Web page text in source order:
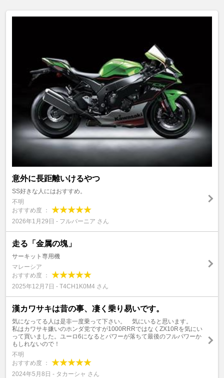
意外に長距離いけるやつ
SS好きな人にはおすすめ。
不明
おすすめ度 ：
2026年1月29日 - フルバーニア さん
走る「金属の塊」
サーキット専用機
マレーシア
おすすめ度 ：
2025年12月7日 - T4CH1K0M4 さん
漢カワサキは昔の事、凄く乗り易いです。
気になってる人は是非一度乗って下さい。 気にいると思います。
私はカワサキ嫌いのホンダ党ですが1000RRRではなくZX10Rを気にい
って買いました。ユーロ6になるとパワーが落ちて最後のフルパワーか
もしれないので！
不明
おすすめ度 ：
2024年5月8日 - タカーシャ さん